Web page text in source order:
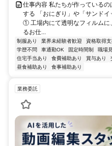
仕事内容 私たちが作っている
する 「おにぎり」や「サンドイ
① 工場内にて透明なフィルムに
るお仕...
制服あり 業界未経験者歓迎 資格取得
学歴不問
車通勤OK 固定時間制 職場
住宅手当あり
食費補助あり 賞与あり
昼食補助あり
食事補助あり
業務委託